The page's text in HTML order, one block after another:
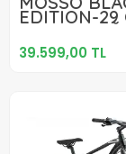
EDITION-29
ERKEK DAĞ
BİSİKLETİ
29 JANT 18
39.599,00 TL
Sepete